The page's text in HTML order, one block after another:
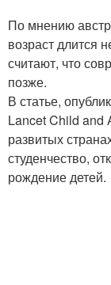
По мнению
возраст длится
считают, что
позже.
В статье,
Lancet Child and
развитых
студенчество,
рождение детей.